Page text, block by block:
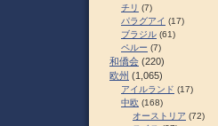
チリ (7)
パラグアイ (17)
ブラジル (61)
ペルー (7)
和僑会 (220)
欧州 (1,065)
アイルランド (17)
中欧 (168)
オーストリア (72)